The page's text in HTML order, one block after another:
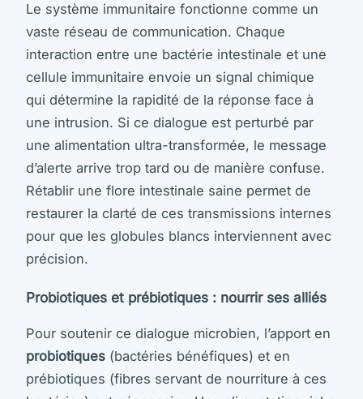
Le système immunitaire fonctionne comme un
vaste réseau de communication. Chaque
interaction entre une bactérie intestinale et une
cellule immunitaire envoie un signal chimique
qui détermine la rapidité de la réponse face à
une intrusion. Si ce dialogue est perturbé par
une alimentation ultra-transformée, le message
d’alerte arrive trop tard ou de manière confuse.
Rétablir une flore intestinale saine permet de
restaurer la clarté de ces transmissions internes
pour que les globules blancs interviennent avec
précision.
Probiotiques et prébiotiques : nourrir ses alliés
Pour soutenir ce dialogue microbien, l’apport en
probiotiques (bactéries bénéfiques) et en
prébiotiques (fibres servant de nourriture à ces